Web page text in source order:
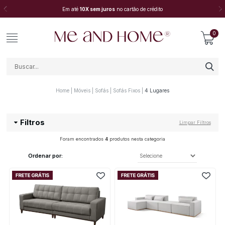
Em até10X sem juros no cartão de crédito
0
Home Móveis Sofás Sofás Fixos 4 Lugares
Filtros Limpar Filtros
Foram encontrados 4produtos nesta categoria
Ordenar por: